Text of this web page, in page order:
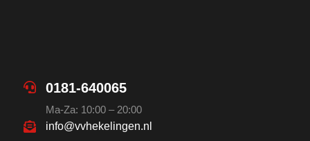
0181-640065
Ma-Za: 10:00 – 20:00
info@vvhekelingen.nl